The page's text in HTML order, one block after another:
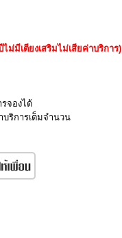
ม่มีเตียงเสริมไม่เสียค่าบริการ)
จองได้
ริการเต็มจำนวน